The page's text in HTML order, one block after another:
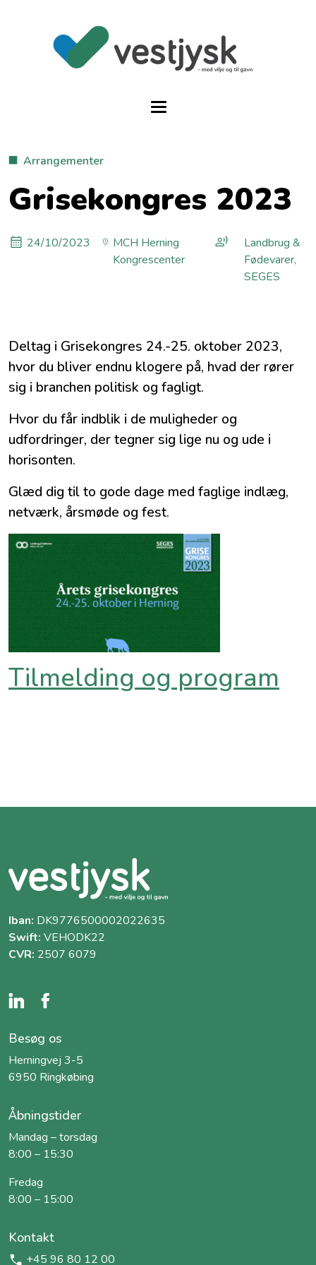
Arrangementer
Grisekongres 2023
24/10/2023
MCH Herning
Kongrescenter
Landbrug &
Fødevarer,
SEGES
Deltag i Grisekongres 24.-25. oktober 2023,
hvor du bliver endnu klogere på, hvad der rører
sig i branchen politisk og fagligt.
Hvor du får indblik i de muligheder og
udfordringer, der tegner sig lige nu og ude i
horisonten.
Glæd dig til to gode dage med faglige indlæg,
netværk, årsmøde og fest.
Tilmelding og program
Iban: DK9776500002022635
Swift: VEHODK22
CVR: 2507 6079
Besøg os
Herningvej 3-5
6950 Ringkøbing
Åbningstider
Mandag – torsdag
8:00 – 15:30
Fredag
8:00 – 15:00
Kontakt
+45 96 80 12 00